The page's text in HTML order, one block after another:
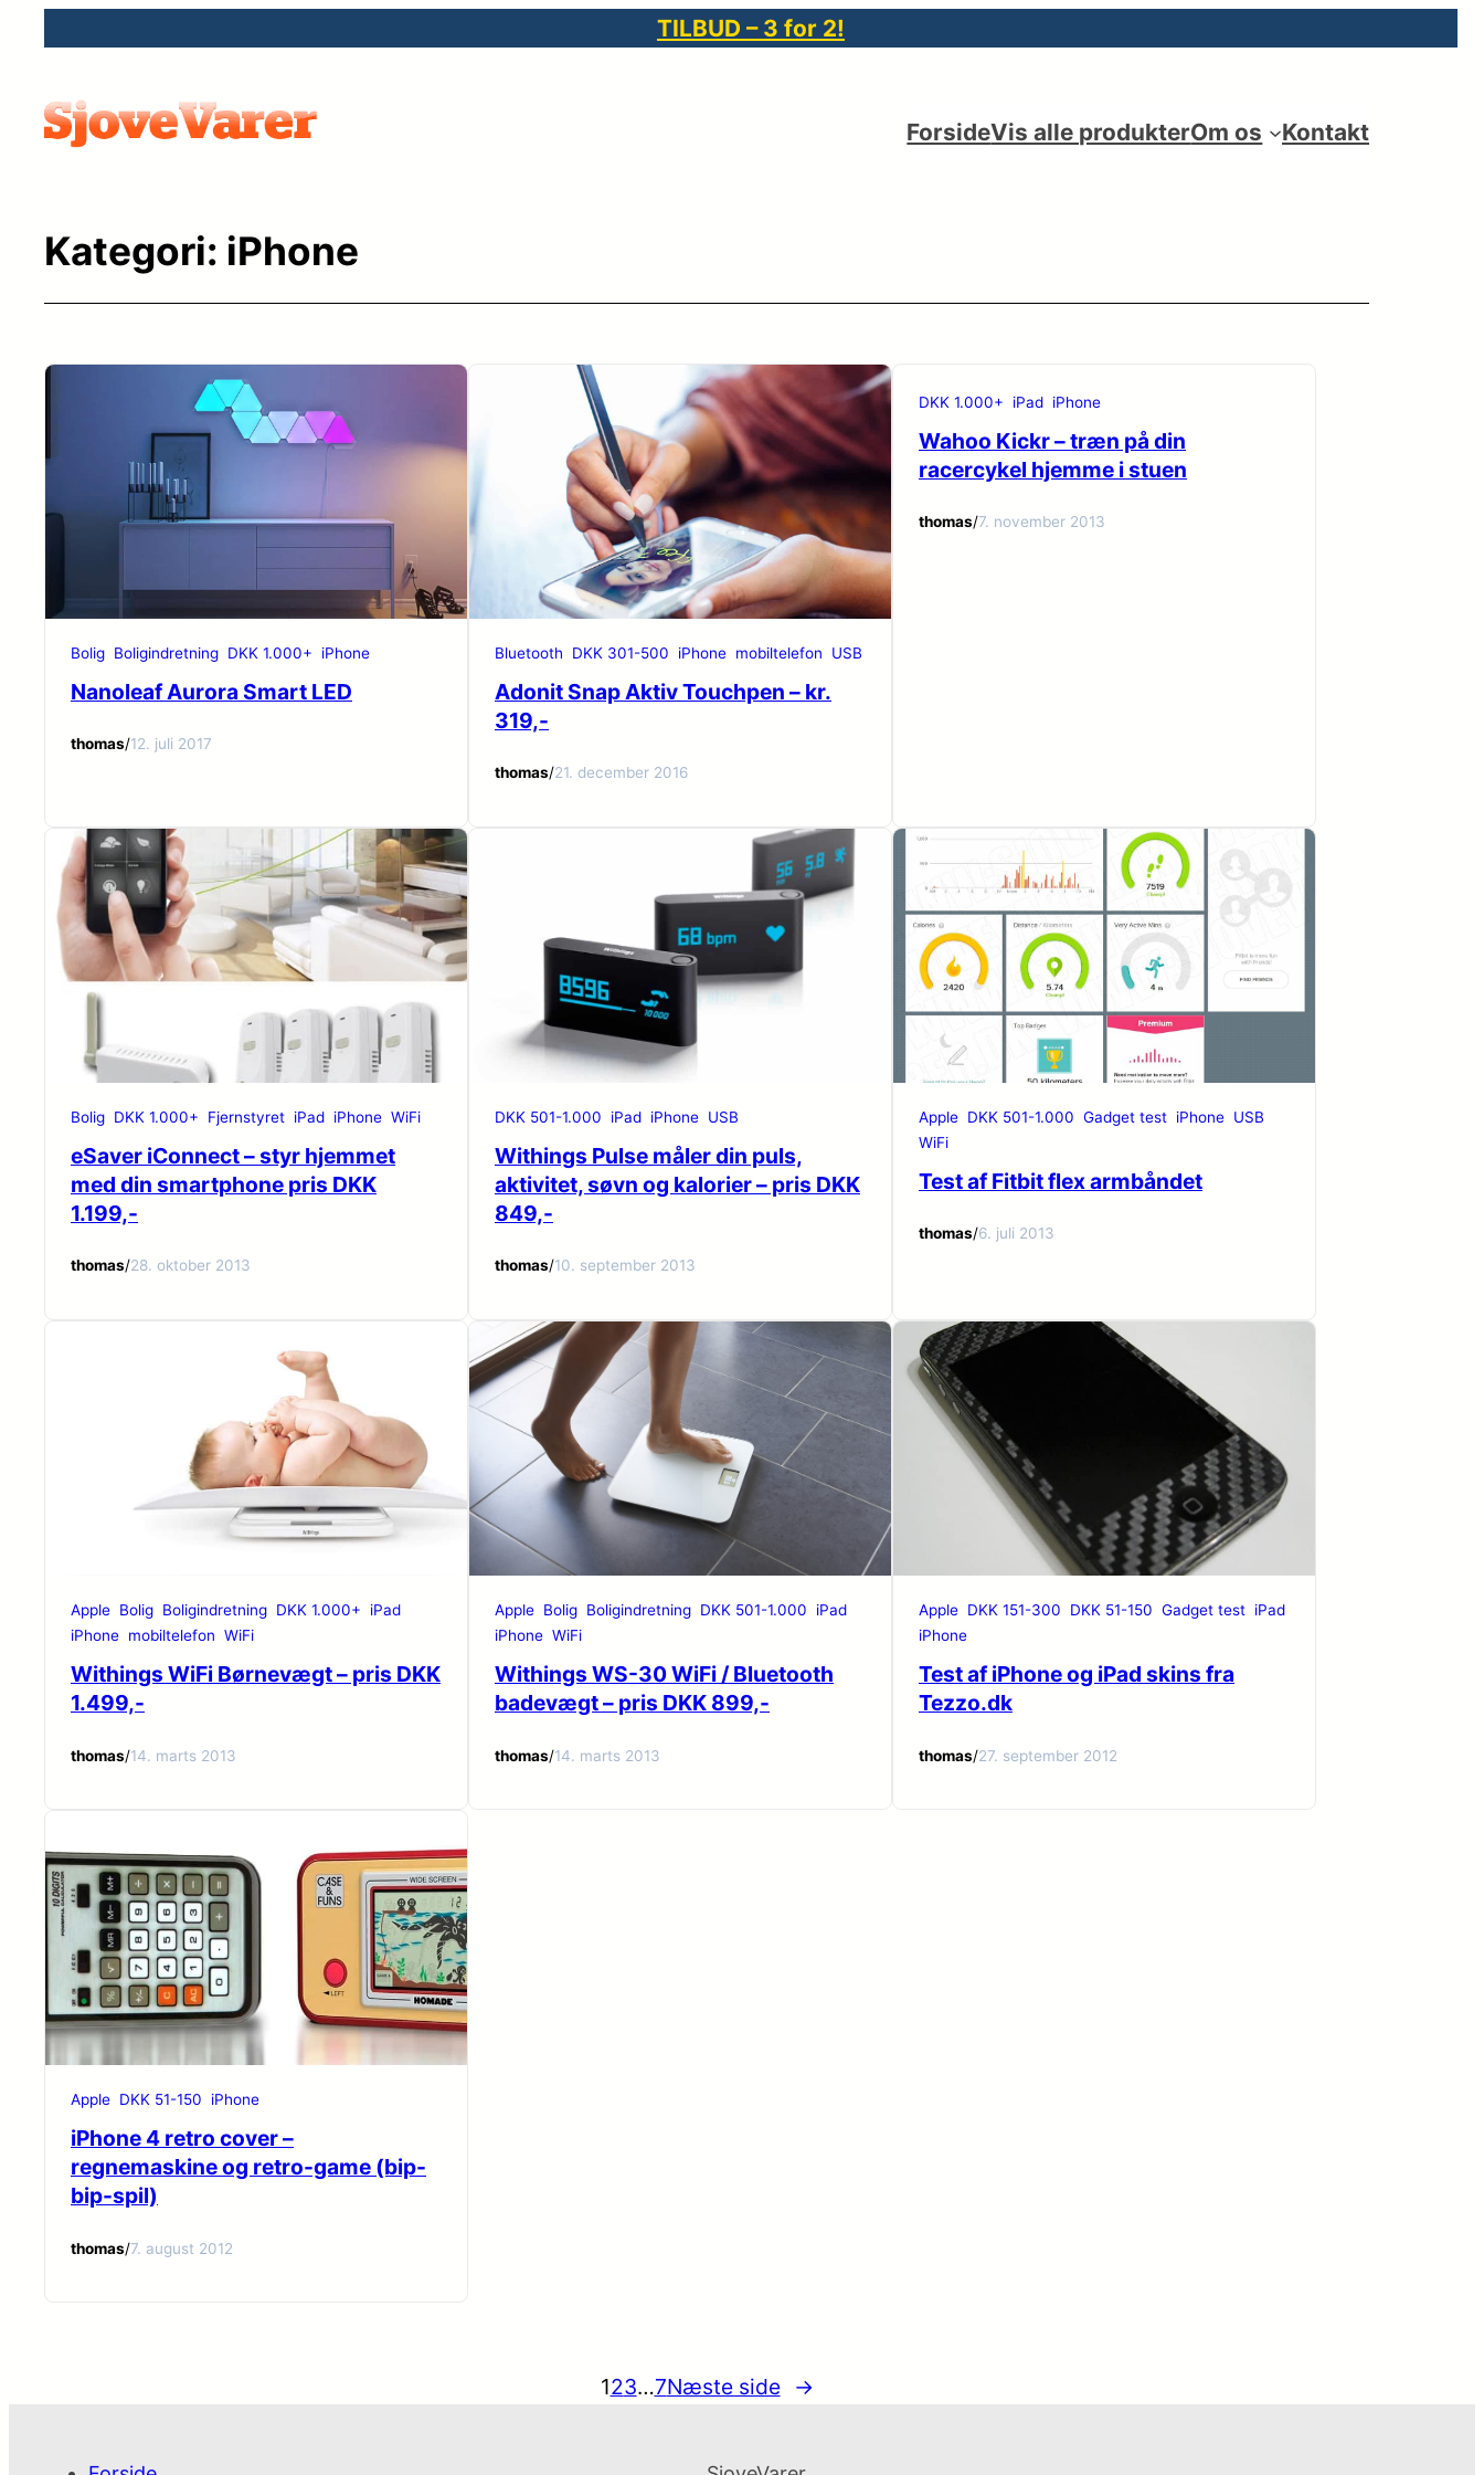
indhold
TILBUD – 3 for 2!
ForsideVis alle produkterOm os Kontakt
Kategori: iPhone
Bolig Boligindretning DKK 1.000+ iPhone
Nanoleaf Aurora Smart LED
thomas/12. juli 2017
Bluetooth DKK 301-500 iPhone mobiltelefon USB
Adonit Snap Aktiv Touchpen – kr.
319,-
thomas/21. december 2016
DKK 1.000+ iPad iPhone
Wahoo Kickr – træn på din
racercykel hjemme i stuen
thomas/7. november 2013
Bolig DKK 1.000+ Fjernstyret iPad iPhone WiFi
eSaver iConnect – styr hjemmet
med din smartphone pris DKK
1.199,-
thomas/28. oktober 2013
DKK 501-1.000 iPad iPhone USB
Withings Pulse måler din puls,
aktivitet, søvn og kalorier – pris DKK
849,-
thomas/10. september 2013
Apple DKK 501-1.000 Gadget test iPhone USB
WiFi
Test af Fitbit flex armbåndet
thomas/6. juli 2013
Apple Bolig Boligindretning DKK 1.000+
iPad
iPhone mobiltelefon WiFi
Withings WiFi Børnevægt – pris DKK
1.499,-
thomas/14. marts 2013
Apple Bolig Boligindretning DKK 501-1.000
iPad
iPhone WiFi
Withings WS-30 WiFi / Bluetooth
badevægt – pris DKK 899,-
thomas/14. marts 2013
Apple DKK 151-300 DKK 51-150 Gadget test iPad
iPhone
Test af iPhone og iPad skins fra
Tezzo.dk
thomas/27. september 2012
Apple DKK 51-150 iPhone
iPhone 4 retro cover –
regnemaskine og retro-game (bip-
bip-spil)
thomas/7. august 2012
123…7Næste side →